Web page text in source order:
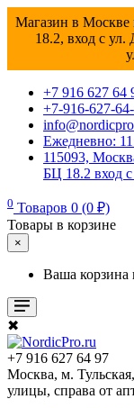
Магазин в Москве
18.2, вход с
+7 916 627 64
+7-916-627-
Ежедневно:
115093,
БЦ 18.2 вход
0 Товаров 0 (0 ₽)
Товары в корзине
×
Ваша корзина
✖
+7 916 627 64 97
Москва, м.
улицы, справа от